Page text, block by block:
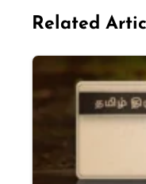
Related